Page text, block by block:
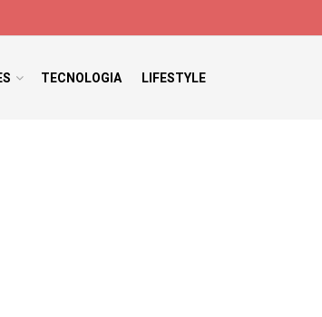
TECNOLOGIA LIFESTYLE